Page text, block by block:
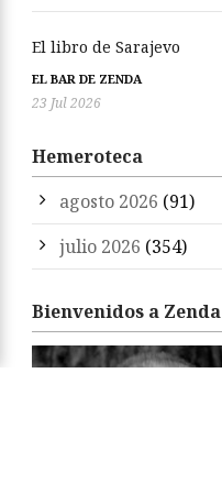
El libro de Sarajevo
EL BAR DE ZENDA
23 Jul 2026
Hemeroteca
agosto 2026 (91)
julio 2026 (354)
Bienvenidos a Zenda